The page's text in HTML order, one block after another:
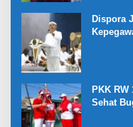
Dispora
PKK RW
Sehat